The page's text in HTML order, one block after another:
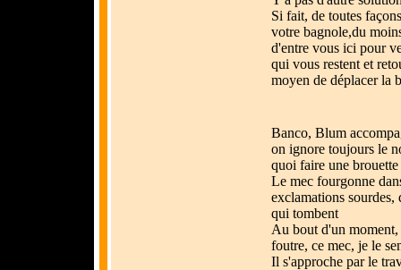
Si fait, de toutes
votre bagnole,du
d'entre vous ici pour
qui vous restent et
moyen de déplacer la
Banco, Blum
on ignore toujours le
quoi faire une
Le mec fourgonne
exclamations sourdes,
qui tombent
Au bout d'un
foutre, ce mec, je le
Il s'approche par le